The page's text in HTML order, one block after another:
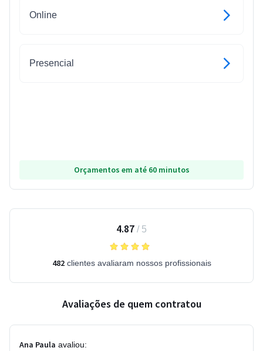
Online
Presencial
Orçamentos em até 60 minutos
4.87 / 5
482clientes avaliaram nossos profissionais
Avaliações de quem contratou
Ana Paula avaliou: